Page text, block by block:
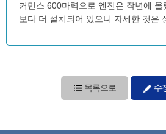
커민스 600마력으로 엔진은 작년에
보다 더 설치되어 있으니 자세한 것은
목록으로 수